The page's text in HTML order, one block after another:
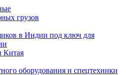
грузов
в Индии под ключ для
Китая
оборудования и спецтехники